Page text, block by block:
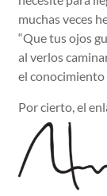
muchas veces
“Que tus ojos
al verlos
el conocimiento
Por cierto, el